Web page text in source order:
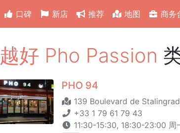
口碑 新店 推荐 地图 商务
越好 Pho Passion
PHO 94
139 Boulevard de
+33 1 79 61 79 43
11:30-15:30, 18:30-23:00 周